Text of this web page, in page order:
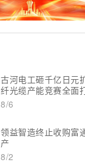
古河电工砸千亿日元
纤光缆产能竞赛全面
8/6
领益智造终止收购富
产
8/2